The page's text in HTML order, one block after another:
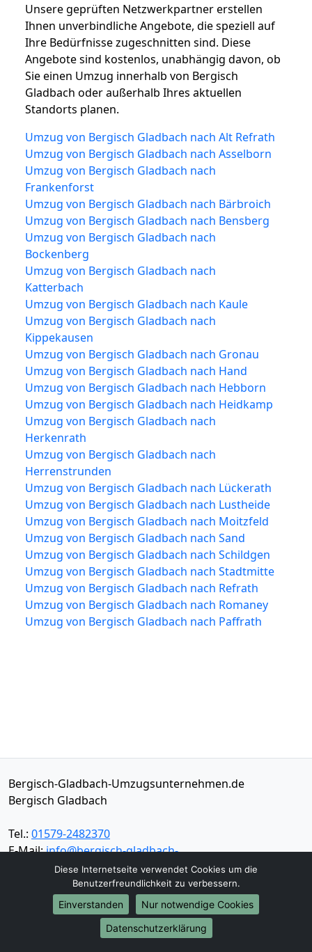
Unsere geprüften Netzwerkpartner erstellen
Ihnen unverbindliche Angebote, die speziell auf
Ihre Bedürfnisse zugeschnitten sind. Diese
Angebote sind kostenlos, unabhängig davon, ob
Sie einen Umzug innerhalb von Bergisch
Gladbach oder außerhalb Ihres aktuellen
Standorts planen.
Umzug von Bergisch Gladbach nach Alt Refrath
Umzug von Bergisch Gladbach nach Asselborn
Umzug von Bergisch Gladbach nach
Frankenforst
Umzug von Bergisch Gladbach nach Bärbroich
Umzug von Bergisch Gladbach nach Bensberg
Umzug von Bergisch Gladbach nach
Bockenberg
Umzug von Bergisch Gladbach nach
Katterbach
Umzug von Bergisch Gladbach nach Kaule
Umzug von Bergisch Gladbach nach
Kippekausen
Umzug von Bergisch Gladbach nach Gronau
Umzug von Bergisch Gladbach nach Hand
Umzug von Bergisch Gladbach nach Hebborn
Umzug von Bergisch Gladbach nach Heidkamp
Umzug von Bergisch Gladbach nach
Herkenrath
Umzug von Bergisch Gladbach nach
Herrenstrunden
Umzug von Bergisch Gladbach nach Lückerath
Umzug von Bergisch Gladbach nach Lustheide
Umzug von Bergisch Gladbach nach Moitzfeld
Umzug von Bergisch Gladbach nach Sand
Umzug von Bergisch Gladbach nach Schildgen
Umzug von Bergisch Gladbach nach Stadtmitte
Umzug von Bergisch Gladbach nach Refrath
Umzug von Bergisch Gladbach nach Romaney
Umzug von Bergisch Gladbach nach Paffrath
Bergisch-Gladbach-Umzugsunternehmen.de
Bergisch Gladbach
Tel.: 01579-2482370
E-Mail:info@bergisch-gladbach-
umzugsunternehmen.de
Öffnungszeiten:Mo - Sa: 08:00 - 17:30 Uhr
Diese Internetseite verwendet Cookies um die
Benutzerfreundlichkeit zu verbessern.
Einverstanden
Nur notwendige Cookies
Datenschutzerklärung